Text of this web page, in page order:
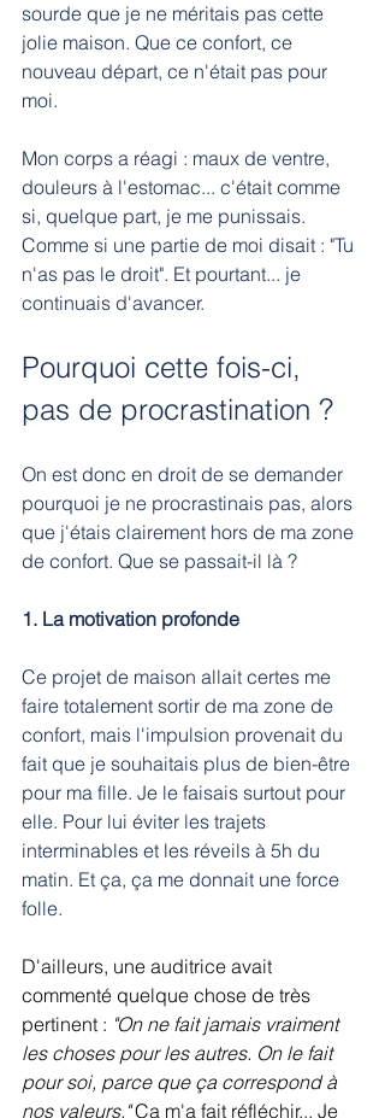
sourde que je ne méritais pas cette
jolie maison. Que ce confort, ce
nouveau départ, ce n'était pas pour
moi.
Mon corps a réagi : maux de ventre,
douleurs à l'estomac... c'était comme
si, quelque part, je me punissais.
Comme si une partie de moi disait : "Tu
n'as pas le droit". Et pourtant... je
continuais d'avancer.
Pourquoi cette fois-ci,
pas de procrastination ?
On est donc en droit de se demander
pourquoi je ne procrastinais pas, alors
que j'étais clairement hors de ma zone
de confort. Que se passait-il là ?
1. La motivation profonde
Ce projet de maison allait certes me
faire totalement sortir de ma zone de
confort, mais l'impulsion provenait du
fait que je souhaitais plus de bien-être
pour ma fille. Je le faisais surtout pour
elle. Pour lui éviter les trajets
interminables et les réveils à 5h du
matin. Et ça, ça me donnait une force
folle.
D'ailleurs, une auditrice avait
commenté quelque chose de très
pertinent : "On ne fait jamais vraiment
les choses pour les autres. On le fait
pour soi, parce que ça correspond à
nos valeurs." Ça m'a fait réfléchir... Je